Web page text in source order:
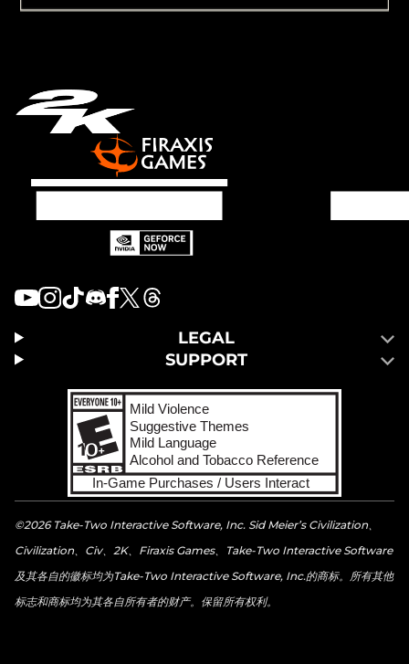
LEGAL
SUPPORT
©2026 Take-Two Interactive Software, Inc. Sid Meier’s Civilization、
Civilization、Civ、2K、Firaxis Games、Take-Two Interactive Software
及其各自的徽标均为Take-Two Interactive Software, Inc.的商标。所有其他
标志和商标均为其各自所有者的财产。保留所有权利。